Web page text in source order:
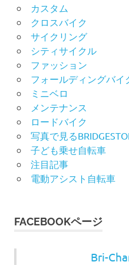
カスタム
クロスバイク
サイクリング
シティサイクル
ファッション
フォールディングバイ
ミニベロ
メンテナンス
ロードバイク
写真で見る
子ども乗せ自転車
注目記事
電動アシスト自転車
FACEBOOKページ
Bri-